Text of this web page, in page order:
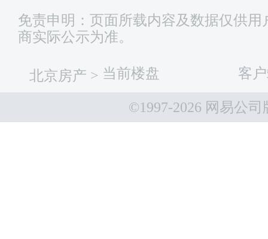
免责申明：页面所载内容及数据仅供
商实际公示为准。
北京房产 > 当前楼盘 客
©1997-2026 网易公